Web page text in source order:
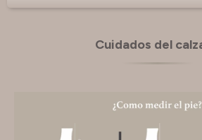
Cuidados del